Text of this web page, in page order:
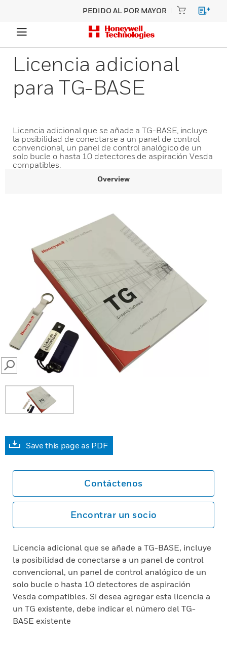
PEDIDO AL POR MAYOR
Licencia adicional
para TG-BASE
Licencia adicional que se añade a TG-BASE, incluye
la posibilidad de conectarse a un panel de control
convencional, un panel de control analógico de un
solo bucle o hasta 10 detectores de aspiración Vesda
compatibles.
Overview
SEARCH
Save this page as PDF
Contáctenos
Encontrar un socio
Licencia adicional que se añade a TG-BASE, incluye
la posibilidad de conectarse a un panel de control
convencional, un panel de control analógico de un
solo bucle o hasta 10 detectores de aspiración
Vesda compatibles. Si desea agregar esta licencia a
un TG existente, debe indicar el número del TG-
BASE existente